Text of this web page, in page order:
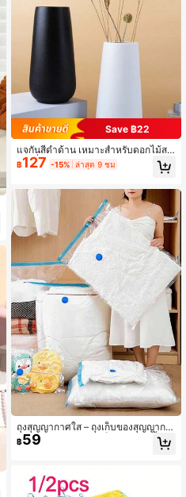
Save ฿22
แจกันสีดำด้าน เหมาะสำหรับดอกไม้สด
และกิ่งไม้ แจกันตกแต่งสไตล์คันทรีคลา
สสิก เหมาะสำหรับการตกแต่งบ้านและ
฿127 -15% ล่าสุด 9 ชม
ถุงสุญญากาศใส – ถุงเก็บของสุญญากา
ศ – ชุดถุงบีบอัด – ถุงเก็บของในตู้เสื้อผ้า
– ถุงจัดระเบียบกระเป๋าเดินทาง – ถุงจัด
ารเดินทาง
฿59